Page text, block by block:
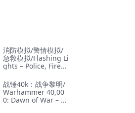
消防模拟/警情模拟/
急救模拟/Flashing Li
ghts – Police, Firefi
Services Simulator
战锤40k：战争黎明/
Warhammer 40,00
0: Dawn of War – D